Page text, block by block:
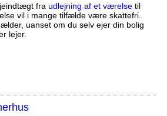
fra udlejning af et værelsetil
vil i mange tilfælde være skattefri.
uanset om du selv ejer din bolig
lejer.